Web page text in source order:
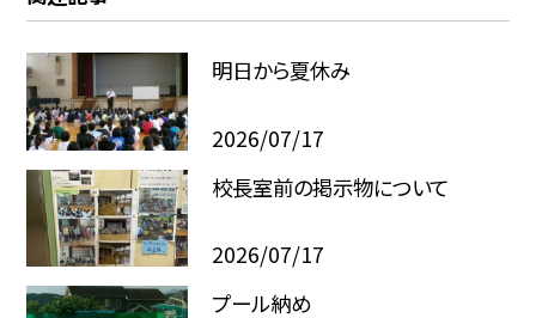
明日から夏休み
2026/07/17
校長室前の掲示物について
2026/07/17
プール納め